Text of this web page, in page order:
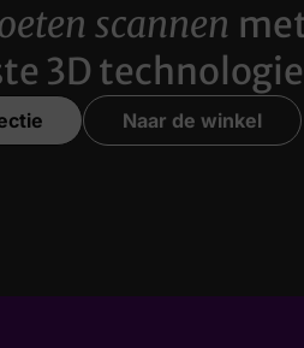
scannen
3D technologie
Naar de winkel